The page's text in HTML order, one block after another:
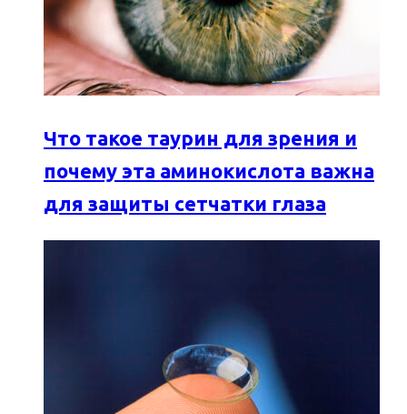
Что такое таурин для зрения и
почему эта аминокислота важна
для защиты сетчатки глаза